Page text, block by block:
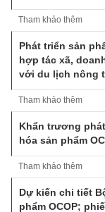
Tham khảo thêm
Phát triển sản
hợp tác xã,
với du lịch nông
Tham khảo thêm
Khẩn trương
hóa sản phẩm
Tham khảo thêm
Dự kiến chi tiết
phẩm OCOP;